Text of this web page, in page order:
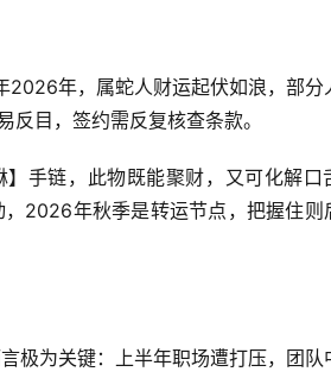
2026年，属蛇人财运起伏如浪，部分
反目，签约需反复核查条款。
手链，此物既能聚财，又可化解口
2026年秋季是转运节点，把握住则
极为关键：上半年职场遭打压，团队